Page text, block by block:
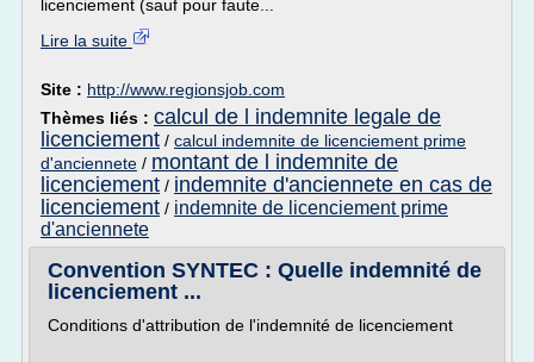
licenciement (sauf pour faute...
Lire la suite
Site : http://www.regionsjob.com
Thèmes liés : calcul de l indemnite legale de
licenciement / calcul indemnite de licenciement prime
d'anciennete / montant de l indemnite de
licenciement / indemnite d'anciennete en cas de
licenciement / indemnite de licenciement prime
d'anciennete
Convention SYNTEC : Quelle indemnité de
licenciement ...
Conditions d'attribution de l'indemnité de licenciement